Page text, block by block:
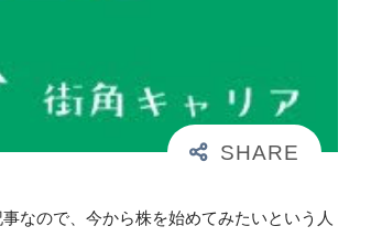
なので、今から株を始めてみたいという人